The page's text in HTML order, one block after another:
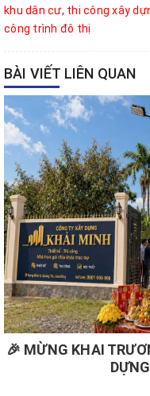
khu dân cư, thi công xây
công trình đô thị
BÀI VIẾT LIÊN QUAN
🎉 MỪNG KHAI